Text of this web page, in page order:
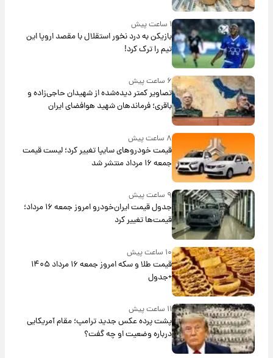
۱ ساعت پیش
بازیکن به درد نخور استقلال با مقصد اروپا این
تیم را ترک کرد!
۶ ساعت پیش
تصاویر کمتر دیده‌شده از شهیدان حاجی‌زاده و
باقری؛ فرماندهان شهید هوافضای ایران
۸ ساعت پیش
قیمت خودروهای سایپا تغییر کرد؛ لیست قیمت
جمعه ۱۶ مرداد منتشر شد
۹ ساعت پیش
جدول قیمت ایران‌خودرو امروز جمعه ۱۶ مرداد؛
قیمت‌ها تغییر کرد
۱۰ ساعت پیش
قیمت طلا و سکه امروز جمعه ۱۶ مرداد ۱۴۰۵
+جدول
۱۱ ساعت پیش
پشت پرده عکس جدید ترامپ؛ مقام آمریکایی
درباره وضعیت او چه گفت؟